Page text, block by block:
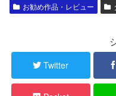
お勧め作品・レビュー
Twitter